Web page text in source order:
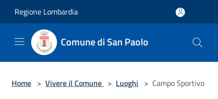
Regione Lombardia
Comune di San Paolo
Home > Vivere il Comune > Luoghi > Campo Sportivo